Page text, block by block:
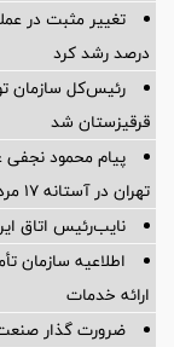
درصد رشد کرد
رئیس‌کل سازمان
قرقیزستان شد
پیام محمود نجفی
تهران در آستانه 17 مرداد ، روز خبرنگار
نایب‌رئیس اتاق
اطلاعیه سازمان
ارائه خدمات
ضرورت گذار